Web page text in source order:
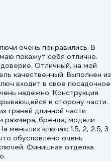
очень понравились. В
покажут себя отлично.
Отличный, на мой
качественный. Выполнен из
входит в свое посадочное
надежно. Конструкция
в сторону части.
граней длинной части
размера, бренда, модели
меньших ключах: 1.5, 2, 2.5, 3
обусловлено очень
Финишная отделка